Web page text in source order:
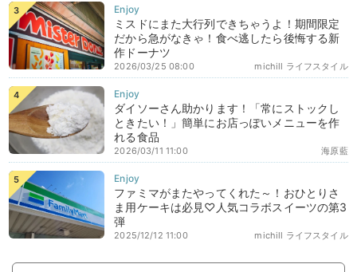
ミスドにまた大行列できちゃうよ！期間限定
だから急がなきゃ！食べ逃したら後悔する新
作ドーナツ
michill ライフスタイル
2026/03/25 08:00
ダイソーさん助かります！「常にストックし
ときたい！」簡単にお店っぽいメニューを作
れる食品
海原藍
2026/03/11 11:00
ファミマがまたやってくれた～！おひとりさ
ま用ケーキは必見♡人気コラボスイーツの第3
弾
michill ライフスタイル
2025/12/12 11:00